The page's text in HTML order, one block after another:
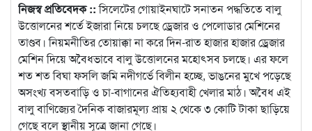
নিজস্ব প্রতিবেদক ::সিলেটের গোয়াইনঘাটে সনাতন পদ্ধতিতে বালু
উত্তোলনের শর্তে ইজারা নিয়ে চলছে ড্রেজার ও পেলোডার মেশিনের
তাণ্ডব। নিয়মনীতির তোয়াক্কা না করে দিন-রাত হাজার হাজার ড্রেজার
মেশিন দিয়ে অবৈধভাবে বালু উত্তোলনের মহোৎসব চলছে। এর ফলে
শত শত বিঘা ফসলি জমি নদীগর্ভে বিলীন হচ্ছে, ভাঙনের মুখে পড়েছে
অসংখ্য বসতবাড়ি ও চা-বাগানের ঐতিহ্যবাহী খেলার মাঠ। অবৈধ এই
বালু বাণিজ্যের দৈনিক বাজারমূল্য প্রায় ২ থেকে ৩ কোটি টাকা ছাড়িয়ে
গেছে বলে স্থানীয় সূত্রে জানা গেছে।